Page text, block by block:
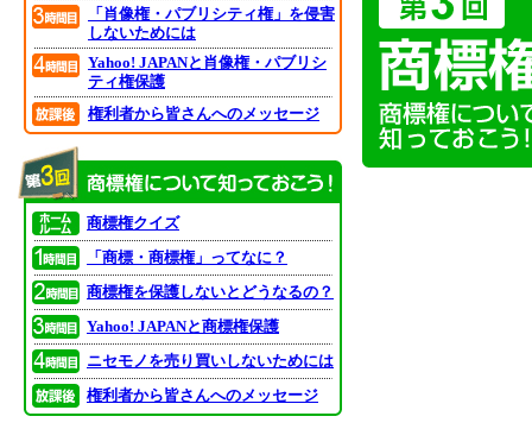
「肖像権・パブリシティ権」を侵害
しないためには
Yahoo! JAPANと肖像権・パブリシ
ティ権保護
権利者から皆さんへのメッセージ
商標権クイズ
「商標・商標権」ってなに？
商標権を保護しないとどうなるの？
Yahoo! JAPANと商標権保護
ニセモノを売り買いしないためには
権利者から皆さんへのメッセージ